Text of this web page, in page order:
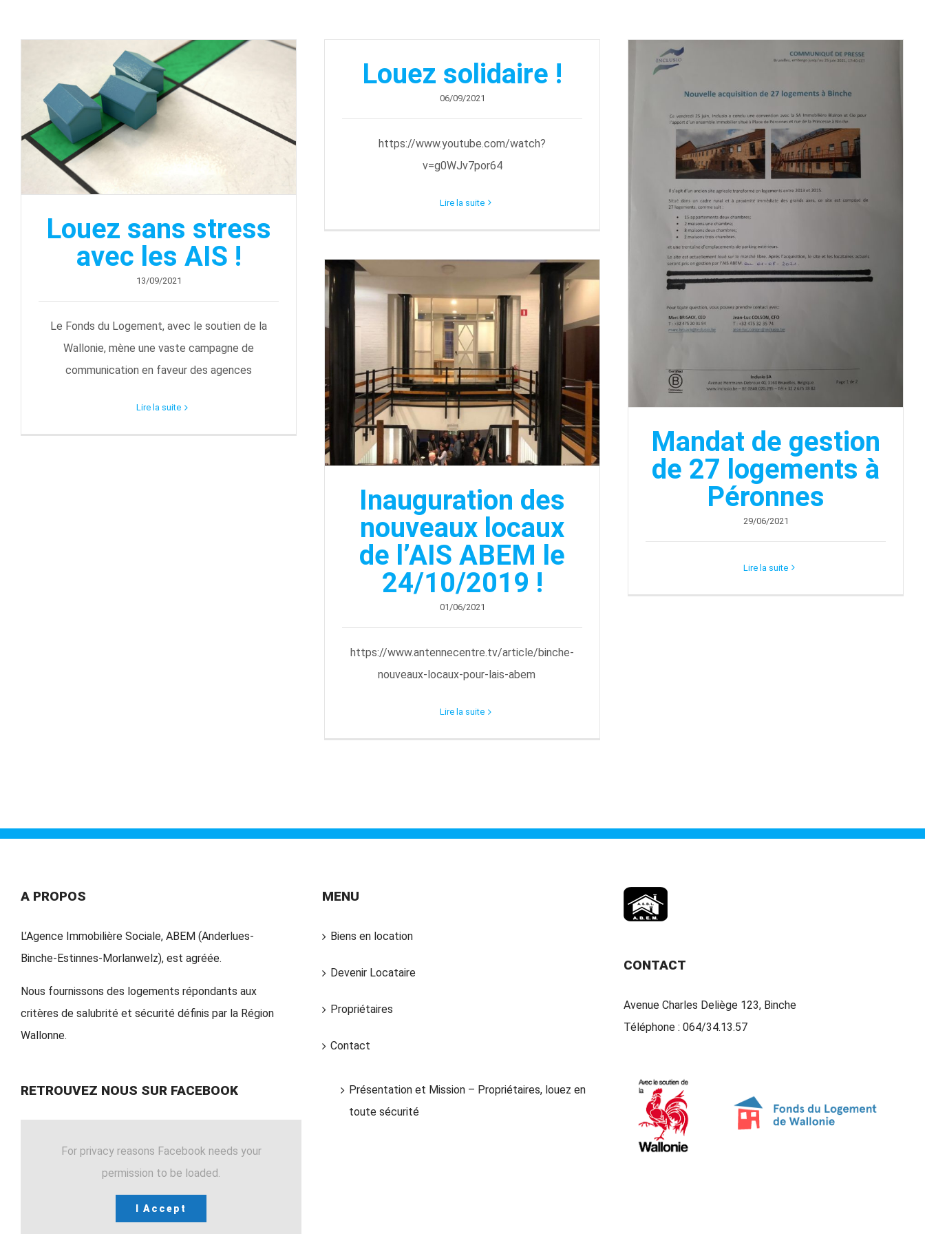
Louez sans stress
avec les AIS !
13/09/2021
Le Fonds du Logement, avec le soutien de la
Wallonie, mène une vaste campagne de
communication en faveur des agences
Lire la suite
Louez solidaire !
06/09/2021
https://www.youtube.com/watch?
v=g0WJv7por64
Lire la suite
Mandat de gestion
de 27 logements à
Péronnes
29/06/2021
Lire la suite
Inauguration des
nouveaux locaux
de l’AIS ABEM le
24/10/2019 !
01/06/2021
https://www.antennecentre.tv/article/binche-
nouveaux-locaux-pour-lais-abem
Lire la suite
A PROPOS
L’Agence Immobilière Sociale, ABEM (Anderlues-
Binche-Estinnes-Morlanwelz), est agréée.
Nous fournissons des logements répondants aux
critères de salubrité et sécurité définis par la Région
Wallonne.
RETROUVEZ NOUS SUR FACEBOOK
For privacy reasons Facebook needs your
permission to be loaded.
I Accept
MENU
Biens en location
Devenir Locataire
Propriétaires
Contact
Présentation et Mission – Propriétaires, louez en
toute sécurité
CONTACT
Avenue Charles Deliège 123, Binche
Téléphone : 064/34.13.57